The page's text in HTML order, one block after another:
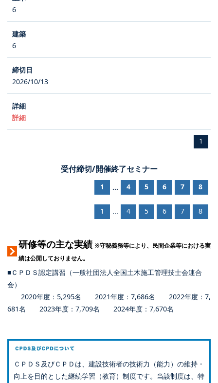
6
6
2026/10/13
詳細
1
受付締切/開催終了セミナー
1 ... 4 5 6 7 8
1 ... 4 5 6 7 8
研修等の主な実績 ※守秘義務等により、民間企業等における実
績は公開しておりません。
■ＣＰＤＳ認定講習（一般社団法人全国土木施工管理技士会連合
会）
2020年度：5,295名 2021年度：7,686名 2022年度：7,
681名 2023年度：7,709名 2024年度：7,670名
ＣＰＤＳ及びＣＰＤは、建設技術者の技術力（能力）の維持・
向上を目的とした継続学習（教育）制度です。当該制度は、特